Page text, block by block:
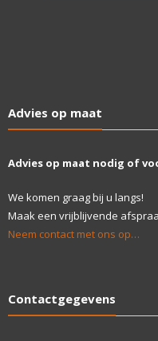
Advies op maat
Advies op maat nodig of
We komen graag bij u langs!
Maak een vrijblijvende
Neem contact met ons op…
Contactgegevens